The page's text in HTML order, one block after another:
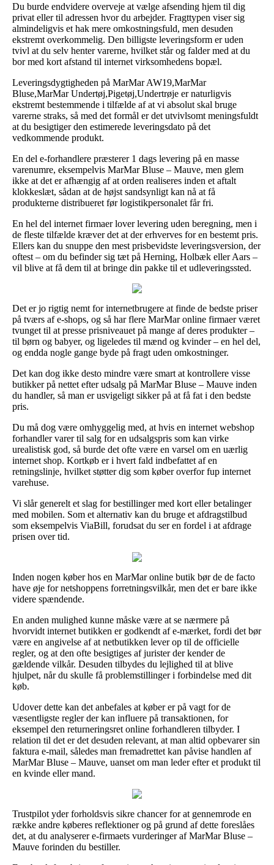
Du burde endvidere overveje at vælge afsending hjem til dig
privat eller til adressen hvor du arbejder. Fragttypen viser sig
almindeligvis et hak mere omkostningsfuld, men desuden
ekstremt overkommelig. Den billigste leveringsform er uden
tvivl at du selv henter varerne, hvilket står og falder med at du
bor med kort afstand til internet virksomhedens bopæl.
Leveringsdygtigheden på MarMar AW19,MarMar
Bluse,MarMar Undertøj,Pigetøj,Undertrøje er naturligvis
ekstremt bestemmende i tilfælde af at vi absolut skal bruge
varerne straks, så med det formål er det utvivlsomt meningsfuldt
at du besigtiger den estimerede leveringsdato på det
vedkommende produkt.
En del e-forhandlere præsterer 1 dags levering på en masse
varenumre, eksempelvis MarMar Bluse – Mauve, men glem
ikke at det er afhængig af at orden realiseres inden et aftalt
klokkeslæt, sådan at de højst sandsynligt kan nå at få
produkterne distribueret før logistikpersonalet får fri.
En hel del internet firmaer lover levering uden beregning, men i
de fleste tilfælde kræver det at der erhverves for en bestemt pris.
Ellers kan du snuppe den mest prisbevidste leveringsversion, der
oftest – om du befinder sig tæt på Herning, Holbæk eller Aars –
vil blive at få dem til at bringe din pakke til et udleveringssted.
Det er jo rigtig nemt for internetbrugere at finde de bedste priser
på tværs af e-shops, og så har flere MarMar online firmaer været
tvunget til at presse prisniveauet på mange af deres produkter –
til børn og babyer, og ligeledes til mænd og kvinder – en hel del,
og endda nogle gange byde på fragt uden omkostninger.
Det kan dog ikke desto mindre være smart at kontrollere visse
butikker på nettet efter udsalg på MarMar Bluse – Mauve inden
du handler, så man er usvigeligt sikker på at få fat i den bedste
pris.
Du må dog være omhyggelig med, at hvis en internet webshop
forhandler varer til salg for en udsalgspris som kan virke
urealistisk god, så burde det ofte være en varsel om en uærlig
internet shop. Kortkøb er i hvert fald indbefattet af en
retningslinje, hvilket støtter dig som køber overfor fup internet
varehuse.
Vi slår generelt et slag for bestillinger med kort eller betalinger
med mobilen. Som et alternativ kan du bruge et afdragstilbud
som eksempelvis ViaBill, forudsat du ser en fordel i at afdrage
prisen over tid.
Inden nogen køber hos en MarMar online butik bør de de facto
have øje for netshoppens forretningsvilkår, men det er bare ikke
videre spændende.
En anden mulighed kunne måske være at se nærmere på
hvorvidt internet butikken er godkendt af e-mærket, fordi det bør
være en angivelse af at netbutikken lever op til de officielle
regler, og at den ofte besigtiges af jurister der kender de
gældende vilkår. Desuden tilbydes du lejlighed til at blive
hjulpet, når du skulle få problemstillinger i forbindelse med dit
køb.
Udover dette kan det anbefales at køber er på vagt for de
væsentligste regler der kan influere på transaktionen, for
eksempel den returneringsret online forhandleren tilbyder. I
relation til det er det desuden relevant, at man altid opbevarer sin
faktura e-mail, således man fremadrettet kan påvise handlen af
MarMar Bluse – Mauve, uanset om man leder efter et produkt til
en kvinde eller mand.
Trustpilot yder forholdsvis sikre chancer for at gennemrode en
række andre køberes reflektioner og på grund af dette foreslåes
det, at du analyserer e-firmaets vurderinger af MarMar Bluse –
Mauve forinden du bestiller.